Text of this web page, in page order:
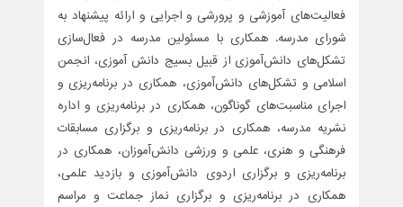
فعالیت‌های آموزشی و پرورشی و اجرایی و ارائه پیشنهاد به
شورای مدرسه. همکاری با مسئولین مدرسه در فعال‌سازی
تشکل‌های دانش‌آموزی از قبیل بسیج دانش آموزی، انجمن
اسلامی و تشکل‌های دانش‌آموزی، همکاری در برنامه‌ریزی و
اجرای مناسبت‌های گوناگون، همکاری در برنامه‌ریزی و اداره
نشریه مدرسه، همکاری در برنامه‌ریزی و برگزاری مسابقات
فرهنگی و هنری، علمی و ورزشی دانش‌آموزان، همکاری در
برنامه‌ریزی و برگزاری اردوی دانش‌آموزی و بازدید علمی،
همکاری در برنامه‌ریزی و برگزاری نماز جماعت و مراسم